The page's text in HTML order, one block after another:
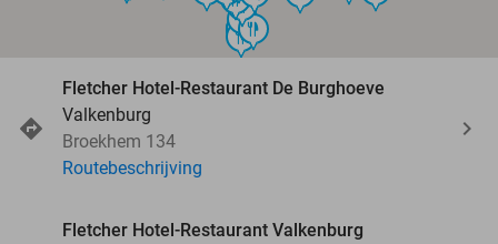
food
food
food
food
food
food
Fletcher Hotel-Restaurant De Burghoeve
Valkenburg
Broekhem 134
Routebeschrijving
Fletcher Hotel-Restaurant Valkenburg